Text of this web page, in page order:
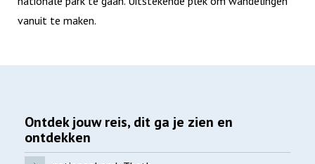
vanuit te maken.​
Ontdek jouw reis, dit ga je zien en
ontdekken